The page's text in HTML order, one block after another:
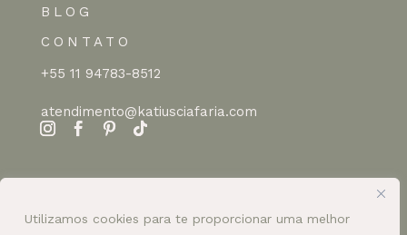
Utilizamos cookies para te proporcionar uma melhor
BLOG
CONTATO
+55 11 94783-8512
atendimento@katiusciafaria.com